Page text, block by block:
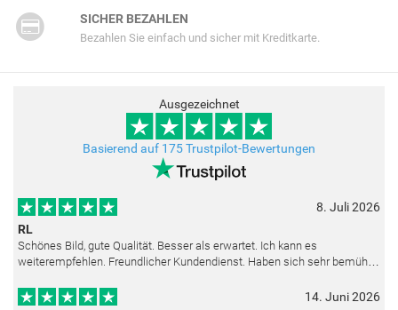
SICHER BEZAHLEN
Bezahlen Sie einfach und sicher mit Kreditkarte.
Ausgezeichnet
Basierend auf 175 Trustpilot-Bewertungen
8. Juli 2026
RL
Schönes Bild, gute Qualität. Besser als erwartet. Ich kann es
weiterempfehlen. Freundlicher Kundendienst. Haben sich sehr bemüht
14. Juni 2026